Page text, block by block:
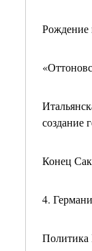
Рождение
создание
Конец
4.
Политика